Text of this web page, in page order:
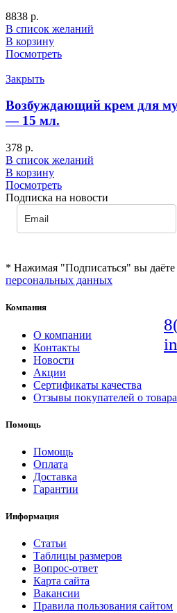
8838 р.
В список желаний
В корзину
Посмотреть
Закрыть
Возбуждающий крем для
— 15 мл.
378 р.
В список желаний
В корзину
Посмотреть
Подписка на новости
* Нажимая "Подписаться" вы даёте
персональных данных
Компания
О компании
Контакты
Новости
Акции
Сертификаты качества
Отзывы покупателей о
Помощь
Помощь
Оплата
Доставка
Гарантии
Информация
Статьи
Таблицы размеров
Вопрос-ответ
Карта сайта
Вакансии
Правила пользования сайтом